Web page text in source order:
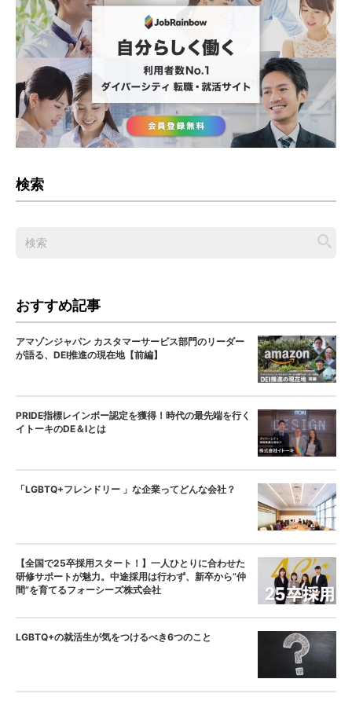
検索
おすすめ記事
アマゾンジャパン カスタマーサービス部門のリーダー
が語る、DEI推進の現在地【前編】
PRIDE指標レインボー認定を獲得！時代の最先端を行く
イトーキのDE＆Iとは
「LGBTQ+フレンドリー 」な企業ってどんな会社？
【全国で25卒採用スタート！】一人ひとりに合わせた
研修サポートが魅力。中途採用は行わず、新卒から”仲
間”を育てるフォーシーズ株式会社
LGBTQ+の就活生が気をつけるべき6つのこと